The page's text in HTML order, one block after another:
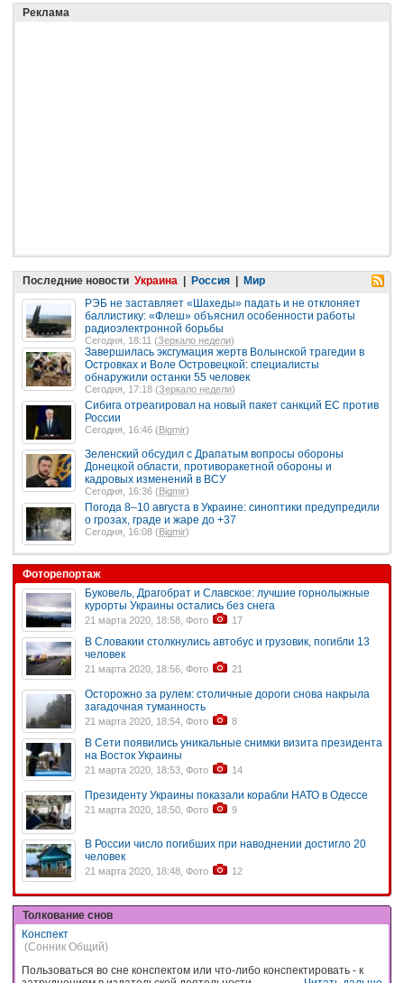
Реклама
Последние новости Украина Россия
Мир
РЭБ не заставляет «Шахеды» падать и не отклоняет
баллистику: «Флеш» объяснил особенности работы
радиоэлектронной борьбы
Сегодня, 18:11 (Зеркало недели)
Завершилась эксгумация жертв Волынской трагедии в
Островках и Воле Островецкой: специалисты
обнаружили останки 55 человек
Сегодня, 17:18 (Зеркало недели)
Сибига отреагировал на новый пакет санкций ЕС против
России
Сегодня, 16:46 (Bigmir)
Зеленский обсудил с Драпатым вопросы обороны
Донецкой области, противоракетной обороны и
кадровых изменений в ВСУ
Сегодня, 16:36 (Bigmir)
Погода 8–10 августа в Украине: синоптики предупредили
о грозах, граде и жаре до +37
Сегодня, 16:08 (Bigmir)
Фоторепортаж
Буковель, Драгобрат и Славское: лучшие горнолыжные
курорты Украины остались без снега
21 марта 2020, 18:58, Фото 17
В Словакии столкнулись автобус и грузовик, погибли 13
человек
21 марта 2020, 18:56, Фото 21
Осторожно за рулем: столичные дороги снова накрыла
загадочная туманность
21 марта 2020, 18:54, Фото 8
В Сети появились уникальные снимки визита президента
на Восток Украины
21 марта 2020, 18:53, Фото 14
Президенту Украины показали корабли НАТО в Одессе
21 марта 2020, 18:50, Фото 9
В России число погибших при наводнении достигло 20
человек
21 марта 2020, 18:48, Фото 12
Толкование снов
Конспект
(Сонник Общий)
Пользоваться во сне конспектом или что-либо конспектировать - к